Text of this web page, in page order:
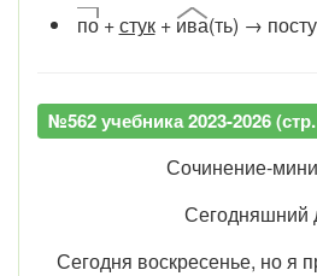
по+стук+ ива(ть) →
№562 учебника 2023-2026
Сочинение-
Сегодняшний
Сегодня воскресенье, но я